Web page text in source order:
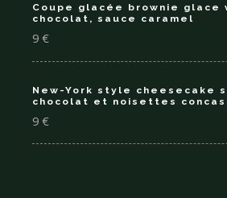
Coupe glacée brownie glace
chocolat, sauce caramel
9 €
New-York style cheesecake
chocolat et noisettes
9 €